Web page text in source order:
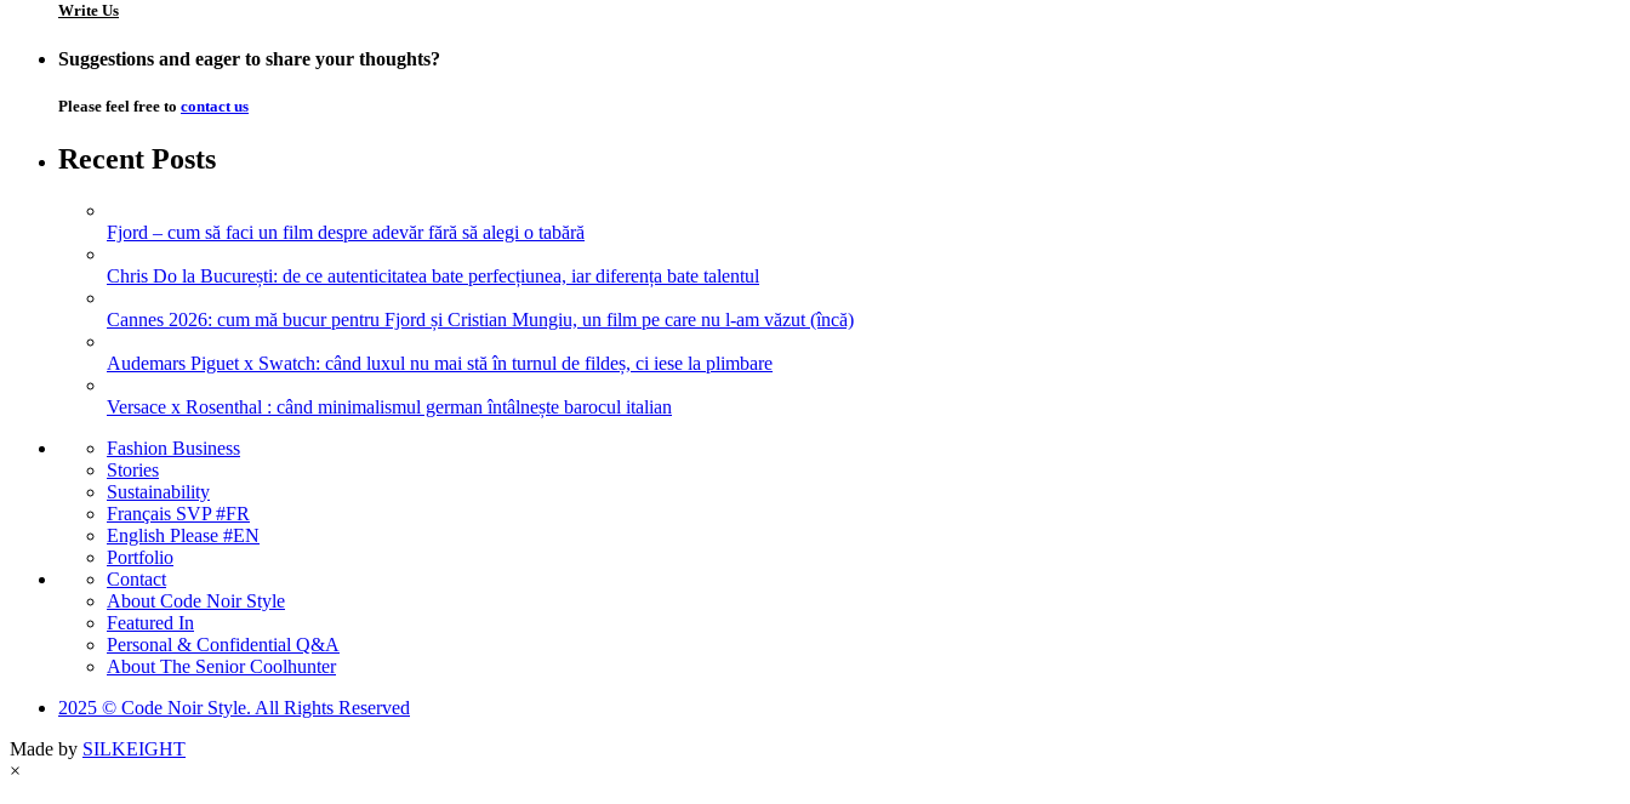
Write Us
Suggestions and eager to share your thoughts?
Please feel free to contact us
Recent Posts
Fjord – cum să faci un film despre adevăr fără să alegi o tabără
Chris Do la București: de ce autenticitatea bate perfecțiunea, iar diferența bate talentul
Cannes 2026: cum mă bucur pentru Fjord și Cristian Mungiu, un film pe care nu l-am văzut (încă)
Audemars Piguet x Swatch: când luxul nu mai stă în turnul de fildeș, ci iese la plimbare
Versace x Rosenthal : când minimalismul german întâlnește barocul italian
Fashion Business
Stories
Sustainability
Français SVP #FR
English Please #EN
Portfolio
Contact
About Code Noir Style
Featured In
Personal & Confidential Q&A
About The Senior Coolhunter
2025 © Code Noir Style. All Rights Reserved
Made by SILKEIGHT
×